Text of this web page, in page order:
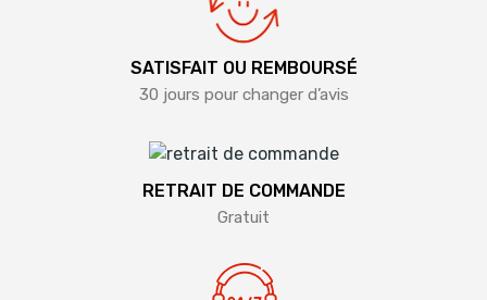
SATISFAIT OU REMBOURSÉ
30 jours pour changer d’avis
RETRAIT DE COMMANDE
Gratuit